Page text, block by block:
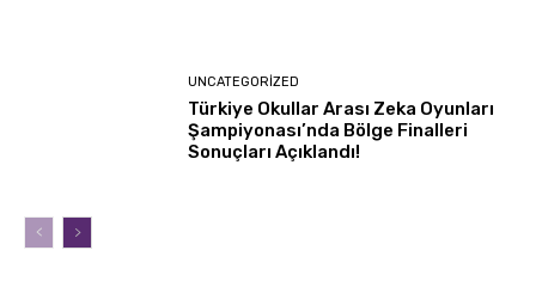
UNCATEGORIZED
Türkiye Okullar Arası Zeka Oyunları
Şampiyonası’nda Bölge Finalleri
Sonuçları Açıklandı!